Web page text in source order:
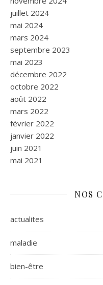
juillet 2024
mai 2024
mars 2024
septembre 2023
mai 2023
décembre 2022
octobre 2022
août 2022
mars 2022
février 2022
janvier 2022
juin 2021
mai 2021
NOS
actualites
maladie
bien-être